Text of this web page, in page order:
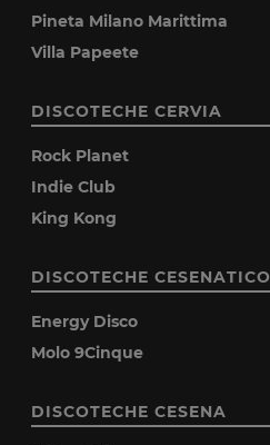
Pineta Milano Marittima
Villa Papeete
DISCOTECHE CERVIA
Rock Planet
Indie Club
King Kong
DISCOTECHE CESENATICO
Energy Disco
Molo 9Cinque
DISCOTECHE CESENA